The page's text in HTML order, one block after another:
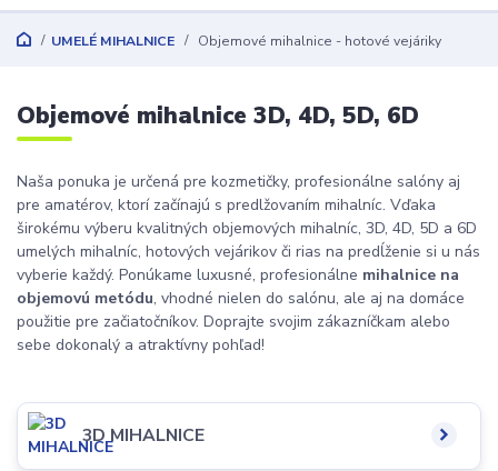
UMELÉ MIHALNICE Objemové mihalnice - hotové vejáriky
Objemové mihalnice 3D, 4D, 5D, 6D
Naša ponuka je určená pre kozmetičky, profesionálne salóny aj
pre amatérov, ktorí začínajú s predlžovaním mihalníc. Vďaka
širokému výberu kvalitných objemových mihalníc, 3D, 4D, 5D a 6D
umelých mihalníc, hotových vejárikov či rias na predĺženie si u nás
vyberie každý. Ponúkame luxusné, profesionálne mihalnice na
objemovú metódu, vhodné nielen do salónu, ale aj na domáce
použitie pre začiatočníkov. Doprajte svojim zákazníčkam alebo
sebe dokonalý a atraktívny pohľad!
3D MIHALNICE